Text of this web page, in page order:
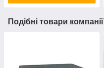
Подібні товари компанії